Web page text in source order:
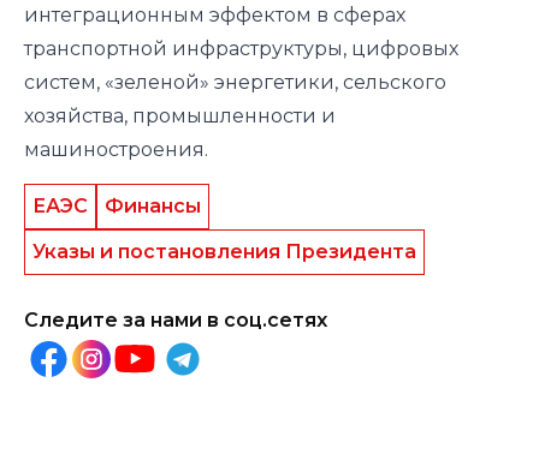
интеграционным эффектом в сферах
транспортной инфраструктуры, цифровых
систем, «зеленой» энергетики, сельского
хозяйства, промышленности и
машиностроения.
ЕАЭС
Финансы
Указы и постановления Президента
Следите за нами в соц.сетях